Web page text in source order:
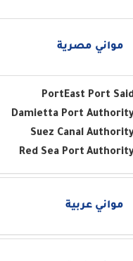
مواني مصرية
East Port
Port
Damietta Port
Suez Canal
Red Sea Port
مواني عربية